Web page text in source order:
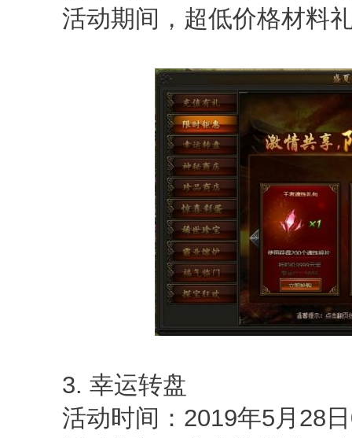
活动期间，超低价格材料礼
3. 幸运转盘
活动时间：2019年5月28